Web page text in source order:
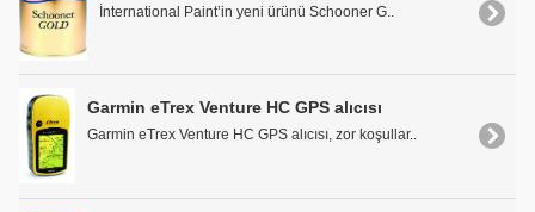
İnternational Paint’in yeni ürünü Schooner G..
Garmin eTrex Venture HC GPS alıcısı
Garmin eTrex Venture HC GPS alıcısı, zor koşullar..